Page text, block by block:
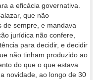
a eficácia governativa.
que não
de sempre, e mandava
jurídica não confere,
para decidir, e decidir
não tinham produzido ao
do que o que estava
novidade, ao longo de 30